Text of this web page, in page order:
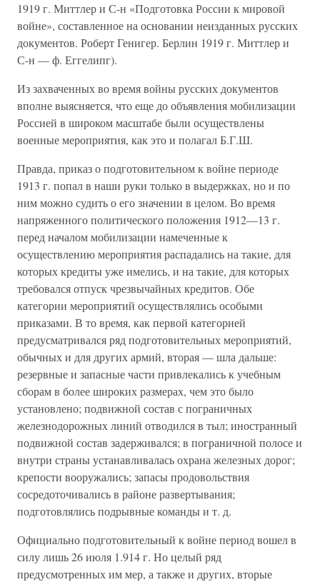
1919 г. Миттлер и С-н «Подготовка России к мировой
войне», составленное на основании неизданных русских
документов. Роберт Генигер. Берлин 1919 г. Миттлер и
С-н — ф. Еггелипг).
Из захваченных во время войны русских документов
вполне выясняется, что еще до объявления мобилизации
Россией в широком масштабе были осуществлены
военные мероприятия, как это и полагал Б.Г.Ш.
Правда, приказ о подготовительном к войне периоде
1913 г. попал в наши руки только в выдержках, но и по
ним можно судить о его значении в целом. Во время
напряженного политического положения 1912—13 г.
перед началом мобилизации намеченные к
осуществлению мероприятия распадались на такие, для
которых кредиты уже имелись, и на такие, для которых
требовался отпуск чрезвычайных кредитов. Обе
категории мероприятий осуществлялись особыми
приказами. В то время, как первой категорией
предусматривался ряд подготовительных мероприятий,
обычных и для других армий, вторая — шла дальше:
резервные и запасные части привлекались к учебным
сборам в более широких размерах, чем это было
установлено; подвижной состав с пограничных
железнодорожных линий отводился в тыл; иностранный
подвижной состав задерживался; в пограничной полосе и
внутри страны устанавливалась охрана железных дорог;
крепости вооружались; запасы продовольствия
сосредоточивались в районе развертывания;
подготовлялись подрывные команды и т. д.
Официально подготовительный к войне период вошел в
силу лишь 26 июля 1.914 г. Но целый ряд
предусмотренных им мер, а также и других, вторые